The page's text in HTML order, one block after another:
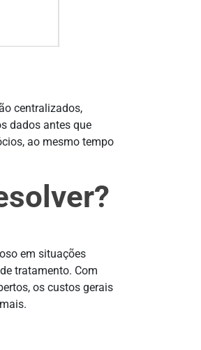
centralizados,
dados antes que
ao mesmo tempo
em situações
tratamento. Com
os custos gerais